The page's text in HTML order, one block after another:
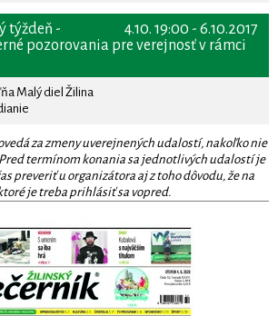
4.10. 19:00 - 6.10.2017
týždeň -
pozorovania pre verejnosť v rámci
Malý diel Žilina
za zmeny uverejnených udalostí, nakoľko nie
termínom konania sa jednotlivých udalostí je
preveriť u organizátora aj z toho dôvodu, že na
je treba prihlásiť sa vopred.